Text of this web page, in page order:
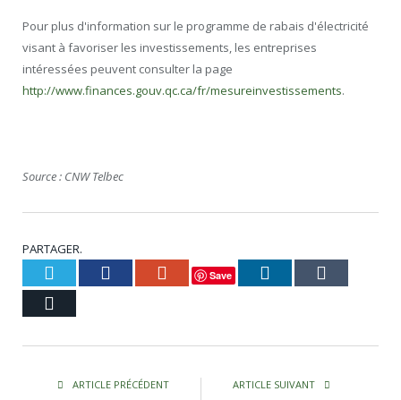
Pour plus d'information sur le programme de rabais d'électricité
visant à favoriser les investissements, les entreprises
intéressées peuvent consulter la page
http://www.finances.gouv.qc.ca/fr/mesureinvestissements.
Source : CNW Telbec
PARTAGER.
Twitter Facebook Google+
Save LinkedIn
ARTICLE PRÉCÉDENT ARTICLE SUIVANT